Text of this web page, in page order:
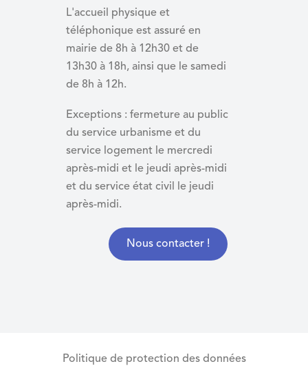
L'accueil physique et
téléphonique est assuré en
mairie de 8h à 12h30 et de
13h30 à 18h, ainsi que le samedi
de 8h à 12h.
Exceptions : fermeture au public
du service urbanisme et du
service logement le mercredi
après-midi et le jeudi après-midi
et du service état civil le jeudi
après-midi.
Nous contacter !
Politique de protection des données